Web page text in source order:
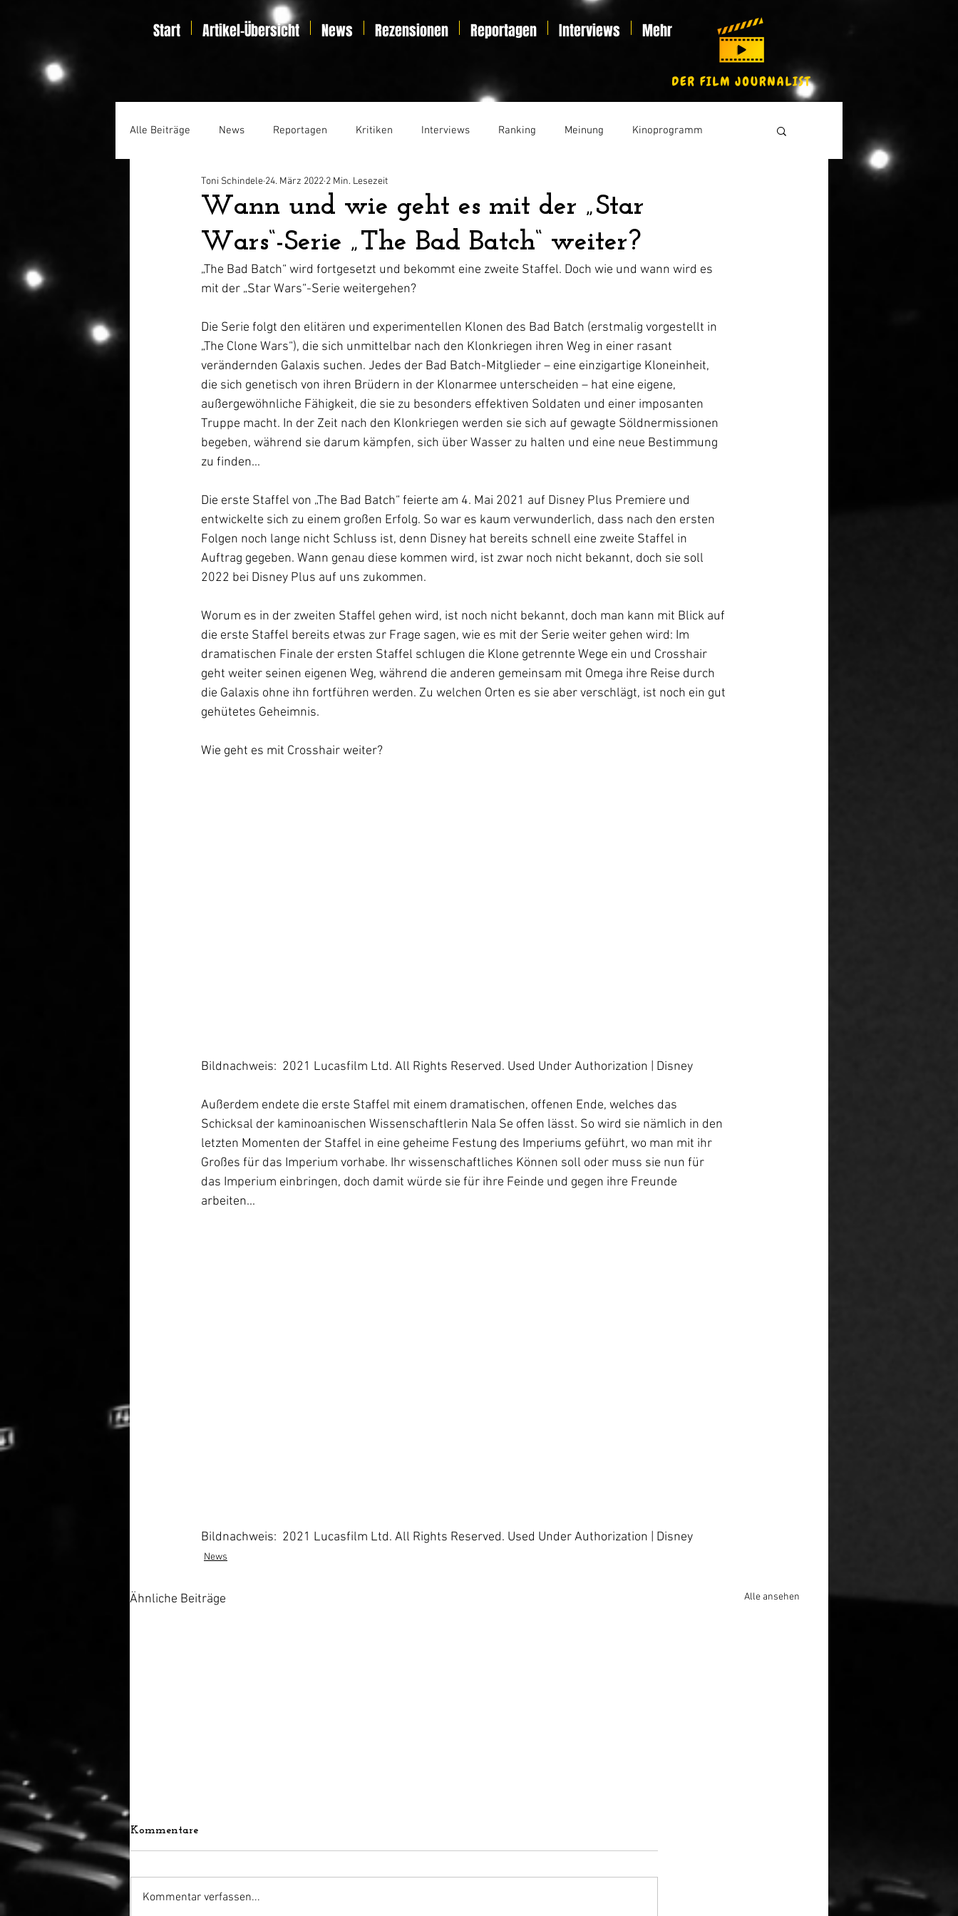
Start Artikel-Übersicht News Rezensionen Reportagen Interviews Mehr
Alle Beiträge News Reportagen Kritiken Interviews Ranking Meinung Kinoprogramm
Home Entertainment Essay
Wann und wie geht es mit der „Star
Wars“-Serie „The Bad Batch“ weiter?
Toni Schindele 24. März 2022 2 Min. Lesezeit
„The Bad Batch“ wird fortgesetzt und bekommt eine zweite Staffel. Doch wie und wann wird es
mit der „Star Wars“-Serie weitergehen?
Die Serie folgt den elitären und experimentellen Klonen des Bad Batch (erstmalig vorgestellt in
„The Clone Wars“), die sich unmittelbar nach den Klonkriegen ihren Weg in einer rasant
verändernden Galaxis suchen. Jedes der Bad Batch-Mitglieder – eine einzigartige Kloneinheit,
die sich genetisch von ihren Brüdern in der Klonarmee unterscheiden – hat eine eigene,
außergewöhnliche Fähigkeit, die sie zu besonders effektiven Soldaten und einer imposanten
Truppe macht. In der Zeit nach den Klonkriegen werden sie sich auf gewagte Söldnermissionen
begeben, während sie darum kämpfen, sich über Wasser zu halten und eine neue Bestimmung
zu finden...
Die erste Staffel von „The Bad Batch“ feierte am 4. Mai 2021 auf Disney Plus Premiere und
entwickelte sich zu einem großen Erfolg. So war es kaum verwunderlich, dass nach den ersten
Folgen noch lange nicht Schluss ist, denn Disney hat bereits schnell eine zweite Staffel in
Auftrag gegeben. Wann genau diese kommen wird, ist zwar noch nicht bekannt, doch sie soll
2022 bei Disney Plus auf uns zukommen.
Worum es in der zweiten Staffel gehen wird, ist noch nicht bekannt, doch man kann mit Blick auf
die erste Staffel bereits etwas zur Frage sagen, wie es mit der Serie weiter gehen wird: Im
dramatischen Finale der ersten Staffel schlugen die Klone getrennte Wege ein und Crosshair
geht weiter seinen eigenen Weg, während die anderen gemeinsam mit Omega ihre Reise durch
die Galaxis ohne ihn fortführen werden. Zu welchen Orten es sie aber verschlägt, ist noch ein gut
gehütetes Geheimnis.
Wie geht es mit Crosshair weiter?
Bildnachweis:  2021 Lucasfilm Ltd. All Rights Reserved. Used Under Authorization | Disney
Außerdem endete die erste Staffel mit einem dramatischen, offenen Ende, welches das
Schicksal der kaminoanischen Wissenschaftlerin Nala Se offen lässt. So wird sie nämlich in den
letzten Momenten der Staffel in eine geheime Festung des Imperiums geführt, wo man mit ihr
Großes für das Imperium vorhabe. Ihr wissenschaftliches Können soll oder muss sie nun für
das Imperium einbringen, doch damit würde sie für ihre Feinde und gegen ihre Freunde
arbeiten...
Bildnachweis:  2021 Lucasfilm Ltd. All Rights Reserved. Used Under Authorization | Disney
News
Ähnliche Beiträge Alle ansehen
Kommentare
Kommentar verfassen...